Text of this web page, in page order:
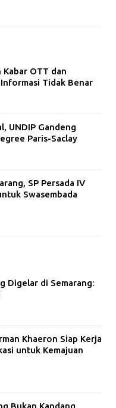
OTT dan
Tidak Benar
UNDIP Gandeng
Paris-Saclay
SP Persada IV
Swasembada
Digelar di Semarang:
Khaeron Siap Kerja
untuk Kemajuan
Bukan Kandang